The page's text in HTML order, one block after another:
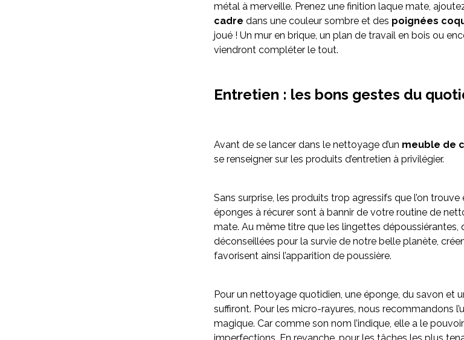
métal à merveille. Prenez une finition laque mate,
cadre dans une couleur sombre et des poignées
joué ! Un mur en brique, un plan de travail en bois ou
viendront compléter le tout.
Entretien : les bons gestes du
Avant de se lancer dans le nettoyage d’un meuble de
se renseigner sur les produits d’entretien à privilégier.
Sans surprise, les produits trop agressifs que l’on
éponges à récurer sont à bannir de votre routine de
mate. Au même titre que les lingettes dépoussiérantes,
déconseillées pour la survie de notre belle planète,
favorisent ainsi l’apparition de poussière.
Pour un nettoyage quotidien, une éponge, du savon et
suffiront. Pour les micro-rayures, nous recommandons
magique. Car comme son nom l’indique, elle a le